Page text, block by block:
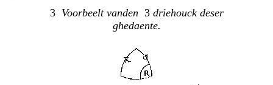
3 Voorbeelt vanden 3 driehouck deser
ghedaente.